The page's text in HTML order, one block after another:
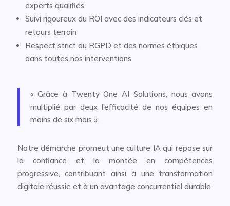
experts qualifiés
Suivi rigoureux du ROI avec des indicateurs clés et
retours terrain
Respect strict du RGPD et des normes éthiques
dans toutes nos interventions
« Grâce à Twenty One AI Solutions, nous avons
multiplié par deux l’efficacité de nos équipes en
moins de six mois ».
Notre démarche promeut une culture IA qui repose sur
la confiance et la montée en compétences
progressive, contribuant ainsi à une transformation
digitale réussie et à un avantage concurrentiel durable.